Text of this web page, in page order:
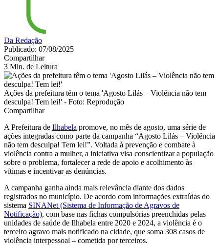
Da Redação
Publicado: 07/08/2025
Compartilhar
3 Min. de Leitura
Ações da prefeitura têm o tema 'Agosto Lilás – Violência não tem
desculpa! Tem lei!' - Foto: Reprodução
Compartilhar
A Prefeitura de Ilhabela promove, no mês de agosto, uma série de
ações integradas como parte da campanha “Agosto Lilás – Violência
não tem desculpa! Tem lei!”. Voltada à prevenção e combate à
violência contra a mulher, a iniciativa visa conscientizar a população
sobre o problema, fortalecer a rede de apoio e acolhimento às
vítimas e incentivar as denúncias.
A campanha ganha ainda mais relevância diante dos dados
registrados no município. De acordo com informações extraídas do
sistema SINANet (Sistema de Informação de Agravos de
Notificação), com base nas fichas compulsórias preenchidas pelas
unidades de saúde de Ilhabela entre 2020 e 2024, a violência é o
terceiro agravo mais notificado na cidade, que soma 308 casos de
violência interpessoal – cometida por terceiros.